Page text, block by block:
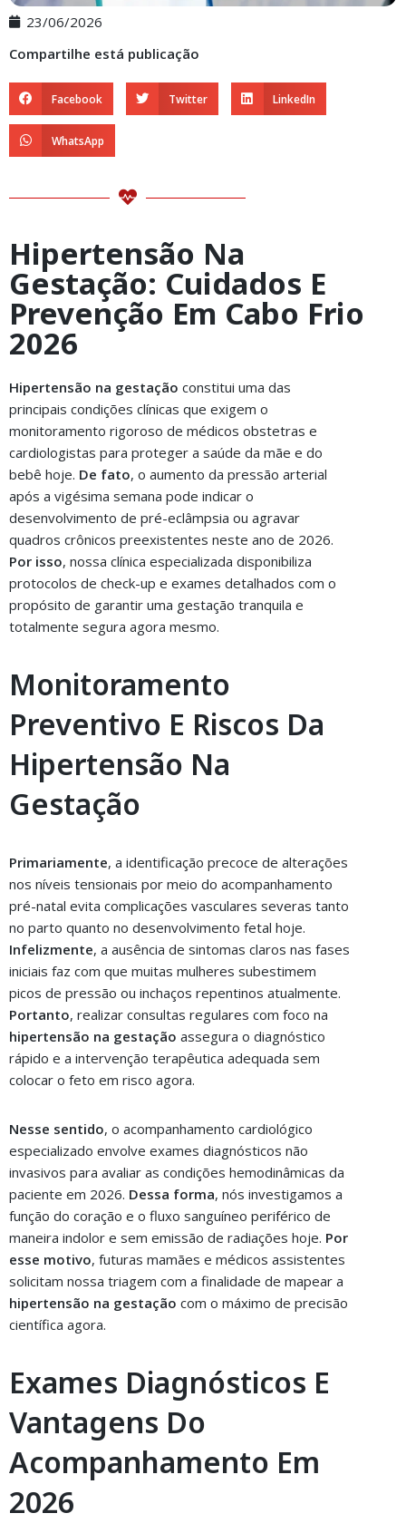
23/06/2026
Compartilhe está publicação
Facebook Twitter LinkedIn
WhatsApp
Hipertensão Na
Gestação: Cuidados E
Prevenção Em Cabo Frio
2026
Hipertensão na gestação constitui uma das
principais condições clínicas que exigem o
monitoramento rigoroso de médicos obstetras e
cardiologistas para proteger a saúde da mãe e do
bebê hoje. De fato, o aumento da pressão arterial
após a vigésima semana pode indicar o
desenvolvimento de pré-eclâmpsia ou agravar
quadros crônicos preexistentes neste ano de 2026.
Por isso, nossa clínica especializada disponibiliza
protocolos de check-up e exames detalhados com o
propósito de garantir uma gestação tranquila e
totalmente segura agora mesmo.
Monitoramento
Preventivo E Riscos Da
Hipertensão Na
Gestação
Primariamente, a identificação precoce de alterações
nos níveis tensionais por meio do acompanhamento
pré-natal evita complicações vasculares severas tanto
no parto quanto no desenvolvimento fetal hoje.
Infelizmente, a ausência de sintomas claros nas fases
iniciais faz com que muitas mulheres subestimem
picos de pressão ou inchaços repentinos atualmente.
Portanto, realizar consultas regulares com foco na
hipertensão na gestação assegura o diagnóstico
rápido e a intervenção terapêutica adequada sem
colocar o feto em risco agora.
Nesse sentido, o acompanhamento cardiológico
especializado envolve exames diagnósticos não
invasivos para avaliar as condições hemodinâmicas da
paciente em 2026. Dessa forma, nós investigamos a
função do coração e o fluxo sanguíneo periférico de
maneira indolor e sem emissão de radiações hoje. Por
esse motivo, futuras mamães e médicos assistentes
solicitam nossa triagem com a finalidade de mapear a
hipertensão na gestação com o máximo de precisão
científica agora.
Exames Diagnósticos E
Vantagens Do
Acompanhamento Em
2026